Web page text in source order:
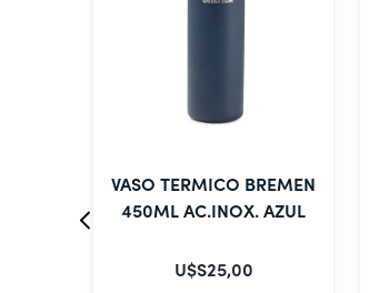
VASO TERMICO BREMEN
450ML AC.INOX. AZUL
U$S25,00